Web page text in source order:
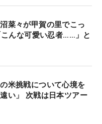
菜々が甲賀の里でこっ
んな可愛い忍者……」と
米挑戦について心境を
い」 次戦は日本ツアー